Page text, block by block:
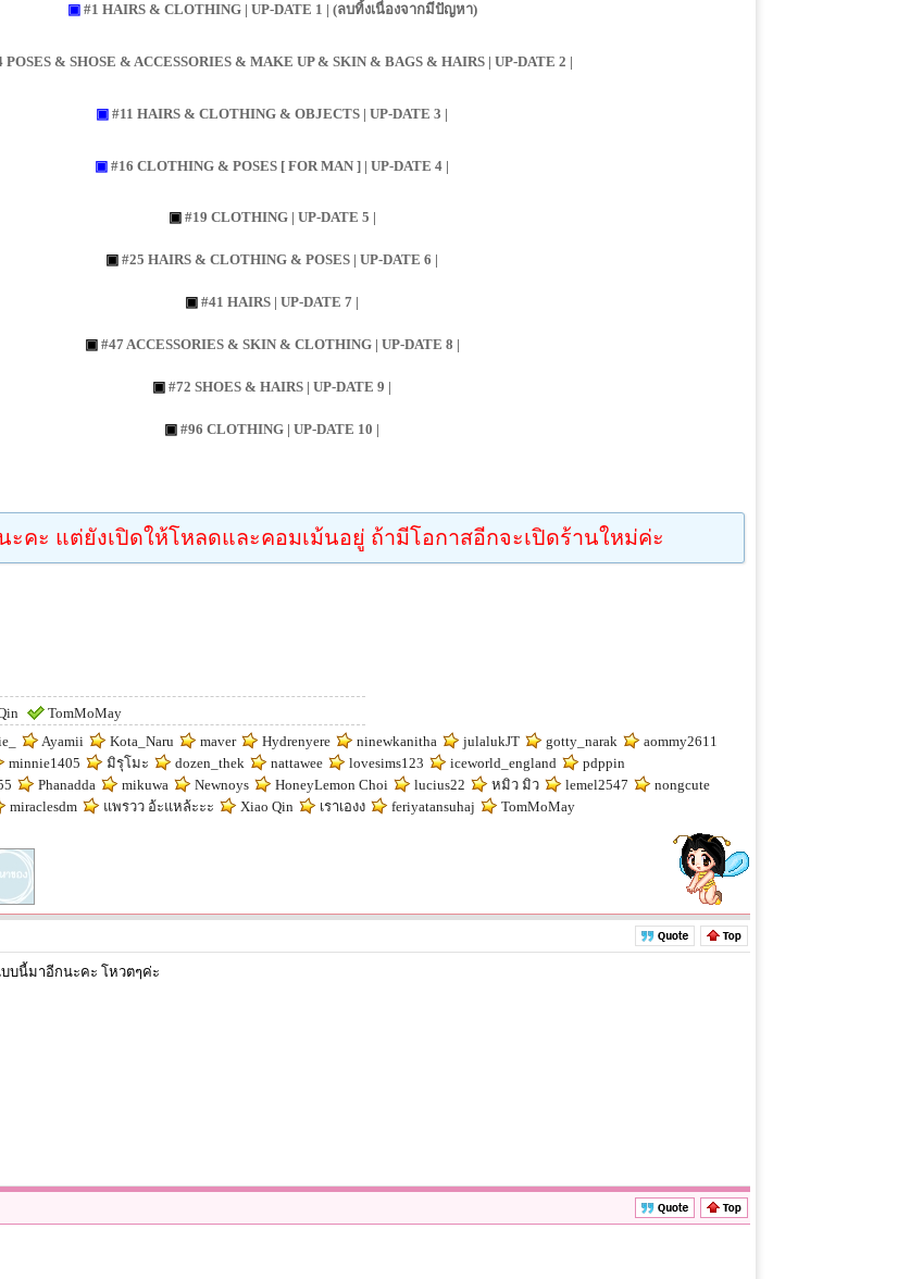
▣#1 HAIRS & CLOTHING | UP-DATE 1 | (ลบทิ้งเนื่องจากมีปัญหา)
POSES & SHOSE & ACCESSORIES & MAKE UP & SKIN & BAGS & HAIRS | UP-DATE 2 |
▣ #11 HAIRS & CLOTHING & OBJECTS | UP-DATE 3 |
▣ #16 CLOTHING & POSES [ FOR MAN ] | UP-DATE 4 |
▣#19 CLOTHING | UP-DATE 5 |
▣ #25 HAIRS & CLOTHING & POSES | UP-DATE 6 |
▣ #41 HAIRS | UP-DATE 7 |
▣#47 ACCESSORIES & SKIN & CLOTHING | UP-DATE 8 |
▣ #72 SHOES & HAIRS | UP-DATE 9 |
▣ #96 CLOTHING | UP-DATE 10 |
ะคะ แต่ยังเปิดให้โหลดและคอมเม้นอยู่ ถ้ามีโอกาสอีกจะเปิดร้านใหม่ค่ะ
TomMoMay
Ayamii Kota_Naru maver Hydrenyere ninewkanitha julalukJT gotty_narak
aommy2611
minnie1405 มิรุโมะ dozen_thek nattawee lovesims123 iceworld_england
pdppin
Phanadda mikuwa Newnoys HoneyLemon Choi lucius22 หมิว มิว lemel2547
nongcute
miraclesdm แพรวว อ้ะแหล้ะะะ Xiao Qin เราเองง feriyatansuhaj TomMoMay
บนี้มาอีกนะคะ โหวตๆค่ะ